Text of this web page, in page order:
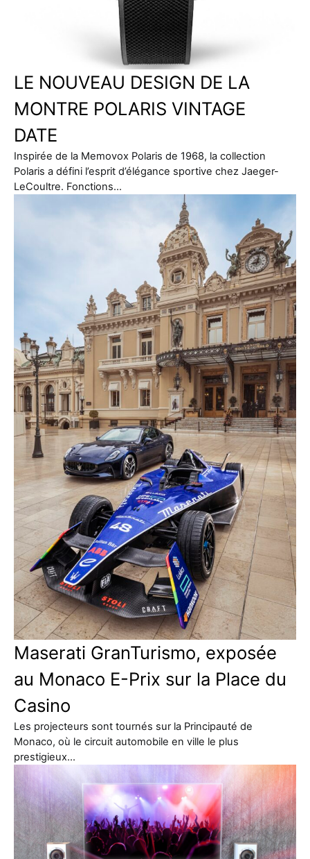
LE NOUVEAU DESIGN DE LA
MONTRE POLARIS VINTAGE
DATE
Inspirée de la Memovox Polaris de 1968, la collection
Polaris a défini l’esprit d’élégance sportive chez Jaeger-
LeCoultre. Fonctions…
Maserati GranTurismo, exposée
au Monaco E-Prix sur la Place du
Casino
Les projecteurs sont tournés sur la Principauté de
Monaco, où le circuit automobile en ville le plus
prestigieux…